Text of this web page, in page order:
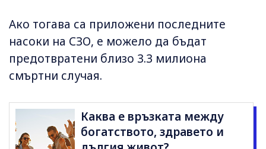
Ако тогава са приложени последните
насоки на СЗО, е можело да бъдат
предотвратени близо 3.3 милиона
смъртни случая.
Каква е връзката между
богатството, здравето и